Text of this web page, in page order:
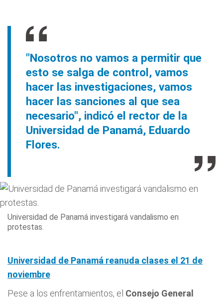
"Nosotros no vamos a permitir que
esto se salga de control, vamos
hacer las investigaciones, vamos
hacer las sanciones al que sea
necesario", indicó el rector de la
Universidad de Panamá, Eduardo
Flores.
Universidad de Panamá investigará vandalismo en
protestas.
Universidad de Panamá reanuda clases el 21 de
noviembre
Pese a los enfrentamientos, el Consejo General